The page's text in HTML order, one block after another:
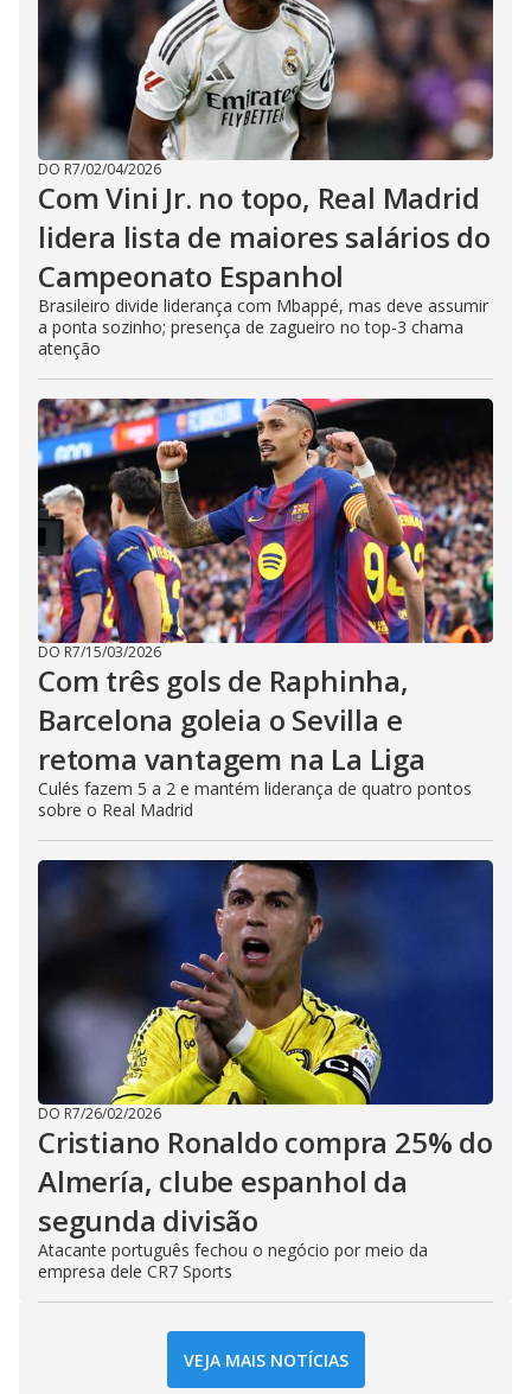
DO R7/02/04/2026
Com Vini Jr. no topo, Real Madrid
lidera lista de maiores salários do
Campeonato Espanhol
Brasileiro divide liderança com Mbappé, mas deve assumir
a ponta sozinho; presença de zagueiro no top-3 chama
atenção
DO R7/15/03/2026
Com três gols de Raphinha,
Barcelona goleia o Sevilla e
retoma vantagem na La Liga
Culés fazem 5 a 2 e mantém liderança de quatro pontos
sobre o Real Madrid
DO R7/26/02/2026
Cristiano Ronaldo compra 25% do
Almería, clube espanhol da
segunda divisão
Atacante português fechou o negócio por meio da
empresa dele CR7 Sports
VEJA MAIS NOTÍCIAS